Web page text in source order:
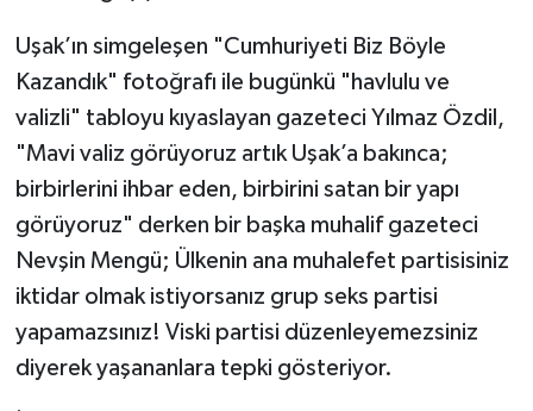
Uşak’ın simgeleşen "Cumhuriyeti Biz Böyle
Kazandık" fotoğrafı ile bugünkü "havlulu ve
valizli" tabloyu kıyaslayan gazeteci Yılmaz Özdil,
"Mavi valiz görüyoruz artık Uşak’a bakınca;
birbirlerini ihbar eden, birbirini satan bir yapı
görüyoruz" derken bir başka muhalif gazeteci
Nevşin Mengü; Ülkenin ana muhalefet partisisiniz
iktidar olmak istiyorsanız grup seks partisi
yapamazsınız! Viski partisi düzenleyemezsiniz
diyerek yaşananlara tepki gösteriyor.